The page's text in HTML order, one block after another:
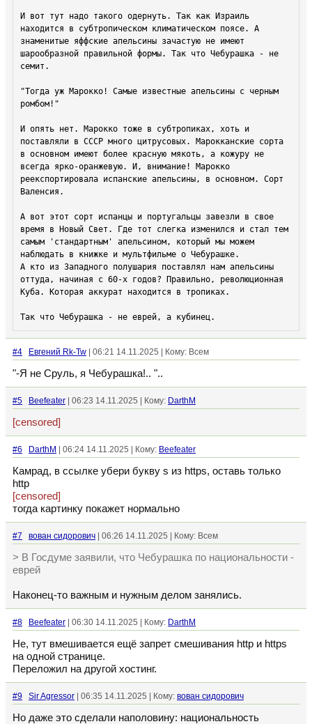
И вот тут надо такого одернуть. Так как Израиль
находится в субтропическом климатическом поясе. А
знаменитые яффские апельсины зачастую не имеют
шарообразной правильной формы. Так что Чебурашка - не
семит.
"Тогда уж Марокко! Самые известные апельсины с черным
ромбом!"
И опять нет. Марокко тоже в субтропиках, хоть и
поставляли в СССР много цитрусовых. Марокканские сорта
в основном имеют более красную мякоть, а кожуру не
всегда ярко-оранжевую. И, внимание! Марокко
реекспортировала испанские апельсины, в основном. Сорт
Валенсия.
А вот этот сорт испанцы и португальцы завезли в свое
время в Новый Свет. Где тот слегка изменился и стал тем
самым 'стандартным' апельсином, который мы можем
наблюдать в книжке и мультфильме о Чебурашке.
А кто из Западного полушария поставлял нам апельсины
оттуда, начиная с 60-х годов? Правильно, революционная
Куба. Которая аккурат находится в тропиках.
Так что Чебурашка - не еврей, а кубинец.
#4 Евгений Rk-Tw | 06:21 14.11.2025 | Кому: Всем
"-Я не Сруль, я Чебурашка!.. "..
#5 Beefeater | 06:23 14.11.2025 | Кому: DarthM
[censored]
#6 DarthM | 06:24 14.11.2025 | Кому: Beefeater
Камрад, в ссылке убери букву s из https, оставь только
http
[censored]
тогда картинку покажет нормально
#7 вован сидорович | 06:26 14.11.2025 | Кому: Всем
> В Госдуме заявили, что Чебурашка по национальности -
еврей
Наконец-то важным и нужным делом занялись.
#8 Beefeater | 06:30 14.11.2025 | Кому: DarthM
Не, тут вмешивается ещё запрет смешивания http и https
на одной странице.
Переложил на другой хостинг.
#9 Sir Agressor | 06:35 14.11.2025 | Кому: вован сидорович
Но даже это сделали наполовину: национальность